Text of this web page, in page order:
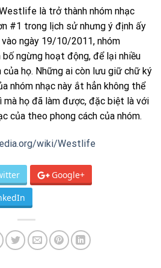
là trở thành nhóm nhạc
#1 trong lịch sử nhưng ý định ấy
ngày 19/10/2011, nhóm
ngừng hoạt động, để lại nhiều
của họ. Những ai còn lưu giữ chữ ký
nhóm nhạc này ắt hẳn không thể
mà họ đã làm được, đặc biệt là với
của theo phong cách của nhóm.
wiki/Westlife
Google+